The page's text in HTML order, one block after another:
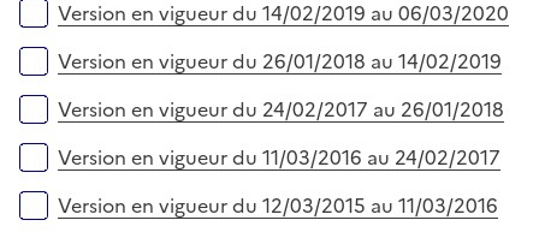
Version en vigueur du 14/02/2019 au 06/03/2020
Version en vigueur du 26/01/2018 au 14/02/2019
Version en vigueur du 24/02/2017 au 26/01/2018
Version en vigueur du 11/03/2016 au 24/02/2017
Version en vigueur du 12/03/2015 au 11/03/2016